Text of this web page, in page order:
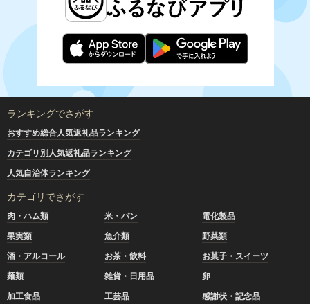
ランキングでさがす
おすすめ総合人気返礼品ランキング
カテゴリ別人気返礼品ランキング
人気自治体ランキング
カテゴリでさがす
肉・ハム類 米・パン
電化製品
果実類
魚介類
野菜類
酒・アルコール
お茶・飲料
お菓子・スイーツ
麺類
雑貨・日用品
卵
加工食品
工芸品
感謝状・記念品